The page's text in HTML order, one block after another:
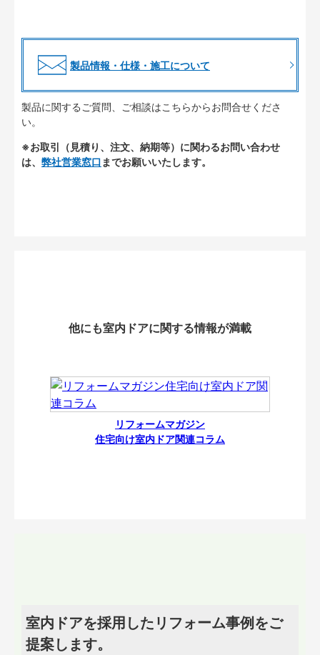
製品情報・仕様・施工について
製品に関するご質問、ご相談はこちらからお問合せくださ
い。
※お取引（見積り、注文、納期等）に関わるお問い合わせ
は、 弊社営業窓口 までお願いいたします。
他にも室内ドアに関する情報が満載
リフォームマガジン
住宅向け室内ドア関連コラム
室内ドアを採用したリフォーム事例をご
提案します。